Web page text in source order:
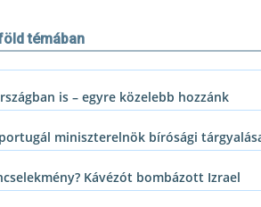
témában
is – egyre közelebb hozzánk
miniszterelnök bírósági
Kávézót bombázott Izrael